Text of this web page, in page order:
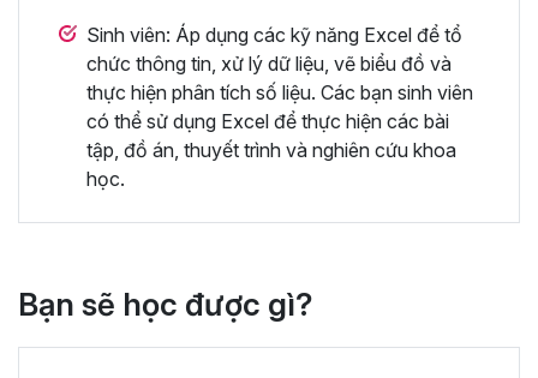
Sinh viên: Áp dụng các kỹ năng Excel để tổ
chức thông tin, xử lý dữ liệu, vẽ biểu đồ và
thực hiện phân tích số liệu. Các bạn sinh viên
có thể sử dụng Excel để thực hiện các bài
tập, đồ án, thuyết trình và nghiên cứu khoa
học.
Bạn sẽ học được gì?